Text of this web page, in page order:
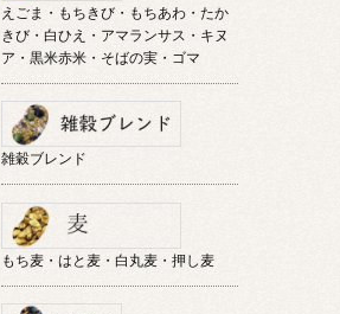
えごま・もちきび・もちあわ・たか
きび・白ひえ・アマランサス・キヌ
ア・黒米赤米・そばの実・ゴマ
雑穀ブレンド
もち麦・はと麦・白丸麦・押し麦